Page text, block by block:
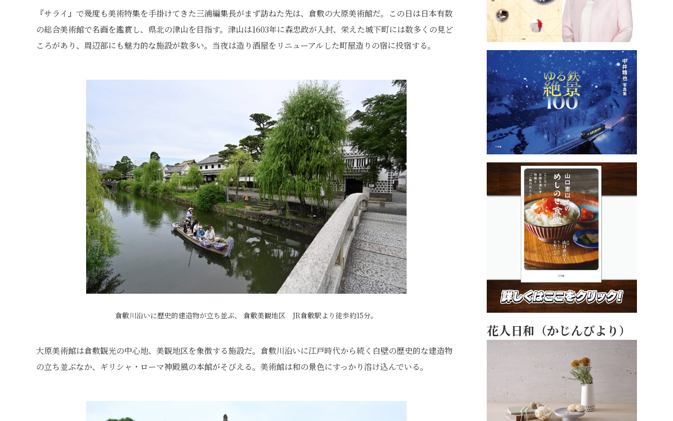
『サライ』で幾度も美術特集を手掛けてきた三浦編集長がまず訪ねた先は、倉敷の大原美術館だ。この日は日本有数
の総合美術館で名画を鑑賞し、県北の津山を目指す。津山は1603年に森忠政が入封、栄えた城下町には数多くの見ど
ころがあり、周辺部にも魅力的な施設が数多い。当夜は造り酒屋をリニューアルした町屋造りの宿に投宿する。
倉敷川沿いに歴史的建造物が立ち並ぶ、 倉敷美観地区 JR倉敷駅より徒歩約15分。
大原美術館は倉敷観光の中心地、美観地区を象徴する施設だ。倉敷川沿いに江戸時代から続く白壁の歴史的な建造物
の立ち並ぶなか、ギリシャ・ローマ神殿風の本館がそびえる。美術館は和の景色にすっかり溶け込んでいる。
花人日和（かじんびより）